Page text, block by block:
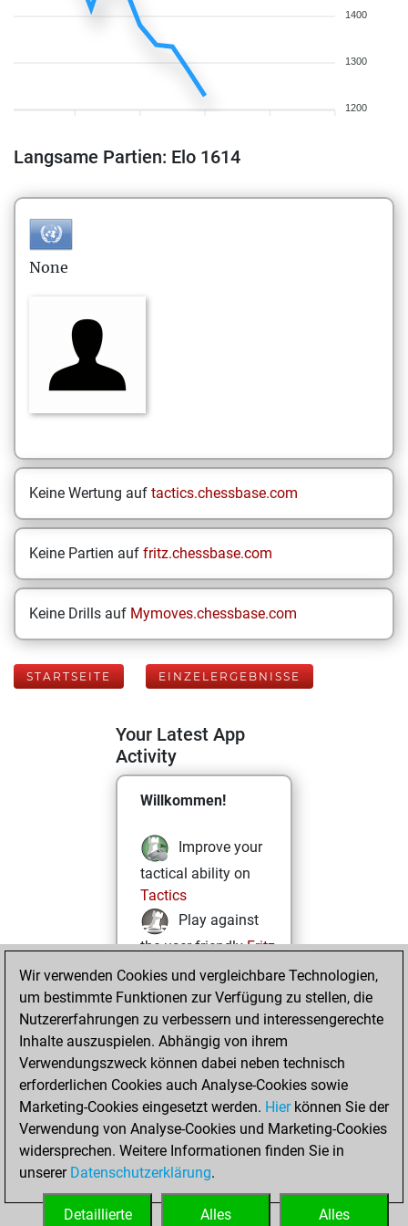
1400
1300
1200
Langsame Partien: Elo 1614
None
Keine Wertung auf tactics.chessbase.com
Keine Partien auf fritz.chessbase.com
Keine Drills auf Mymoves.chessbase.com
STARTSEITE EINZELERGEBNISSE
Your Latest App
Activity
Willkommen!
Improve your
tactical ability on
Tactics
Play against
the user friendlyFritz
Test and
improve your
openings knowledge
onMyMoves
Play and
follow your friends'
games on Play
Solve some
beautiful and
onStudies
Wir verwenden Cookies und vergleichbare Technologien,
um bestimmte Funktionen zur Verfügung zu stellen, die
Nutzererfahrungen zu verbessern und interessengerechte
Inhalte auszuspielen. Abhängig von ihrem
Verwendungszweck können dabei neben technisch
erforderlichen Cookies auch Analyse-Cookies sowie
Marketing-Cookies eingesetzt werden. Hierkönnen Sie der
Verwendung von Analyse-Cookies und Marketing-Cookies
widersprechen. Weitere Informationen finden Sie in
unserer Datenschutzerklärung.
Alles
Alles
Detaillierte